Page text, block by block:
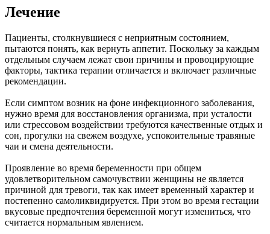
Лечение
Пациенты, столкнувшиеся с неприятным состоянием,
пытаются понять, как вернуть аппетит. Поскольку за каждым
отдельным случаем лежат свои причины и провоцирующие
факторы, тактика терапии отличается и включает различные
рекомендации.
Если симптом возник на фоне инфекционного заболевания,
нужно время для восстановления организма, при усталости
или стрессовом воздействии требуются качественные отдых и
сон, прогулки на свежем воздухе, успокоительные травяные
чаи и смена деятельности.
Проявление во время беременности при общем
удовлетворительном самочувствии женщины не является
причиной для тревоги, так как имеет временный характер и
постепенно самоликвидируется. При этом во время гестации
вкусовые предпочтения беременной могут измениться, что
считается нормальным явлением.